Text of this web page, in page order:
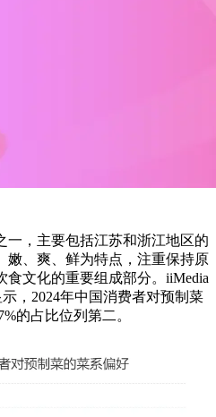
，主要包括江苏和浙江地区的
嫩、爽、鲜为特点，注重保持原
文化的重要组成部分。iiMedia
，2024年中国消费者对预制菜
的占比位列第二。